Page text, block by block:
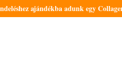
ajándékba adunk egy